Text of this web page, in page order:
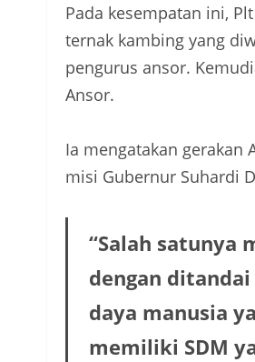
Pada kesempatan ini,
ternak kambing yang
pengurus ansor.
Ansor.
Ia mengatakan gerakan
misi Gubernur Suhardi
“Salah satunya
dengan
daya manusia
memiliki SDM